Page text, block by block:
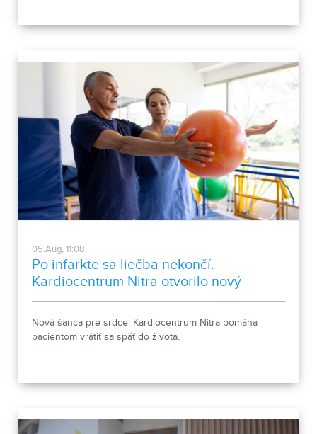
05.Aug, 11:08
Po infarkte sa liečba nekončí.
Kardiocentrum Nitra otvorilo nový
stacionár
Nová šanca pre srdce. Kardiocentrum Nitra pomáha
pacientom vrátiť sa späť do života.